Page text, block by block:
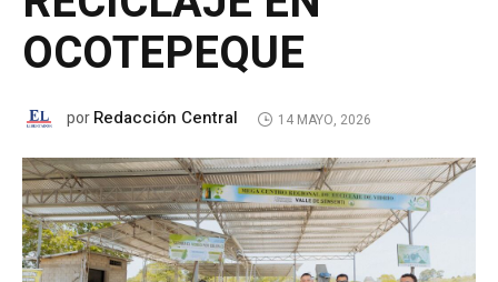
OCOTEPEQUE
porRedacción Central 14 MAYO, 2026